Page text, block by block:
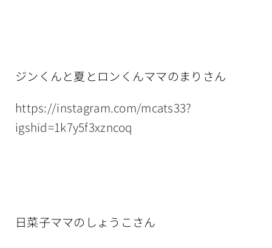
ジンくんと夏とロンくんママのまりさん
https://instagram.com/mcats33?
igshid=1k7y5f3xzncoq
日菜子ママのしょうこさん